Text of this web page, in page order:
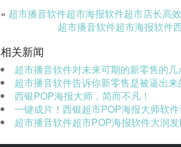
« 超市播音软件超市海报软件超市店长高
超市播音软件超市海报软件
相关新闻
超市播音软件对未来可期的新零售的几
超市播音软件告诉你新零售是被逼出来
西银POP海报大师，简而不凡！
一键成片！西银超市POP海报大师软件让您2秒
超市播音软件超市POP海报软件大润发POP海报文